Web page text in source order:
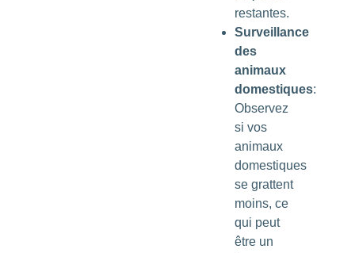
restantes.
Surveillance
des
animaux
domestiques:
Observez
si vos
animaux
domestiques
se grattent
moins, ce
qui peut
être un